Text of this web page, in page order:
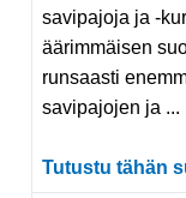
savipajoja ja -
äärimmäisen
runsaasti
savipajojen ja ...
Tutustu tähän